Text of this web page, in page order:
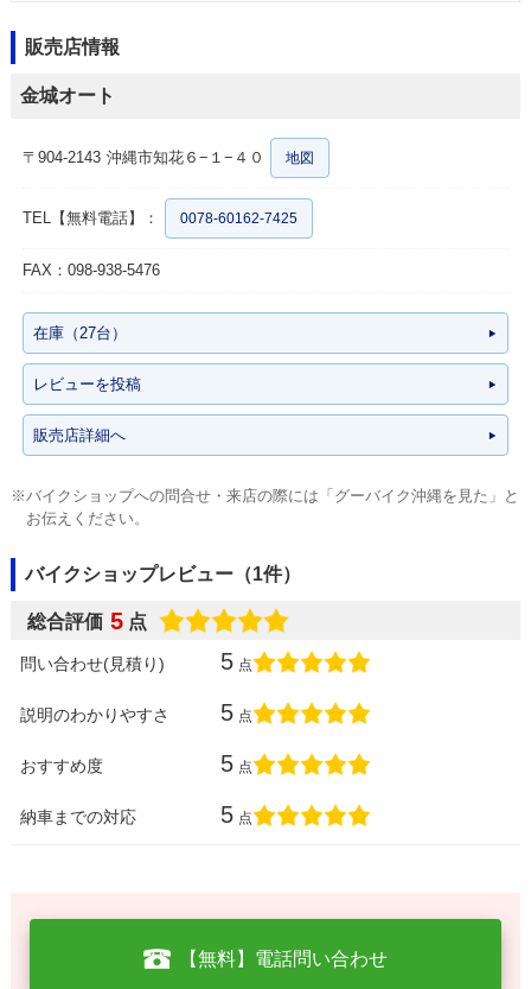
販売店情報
金城オート
〒904-2143 沖縄市知花６−１−４０ 地図
TEL【無料電話】： 0078-60162-7425
FAX：098-938-5476
在庫（27台）
レビューを投稿
販売店詳細へ
※バイクショップへの問合せ・来店の際には「グーバイク沖縄を見た」と
お伝えください。
バイクショップレビュー（1件）
総合評価 5 点
問い合わせ(見積り) 5 点
説明のわかりやすさ 5 点
おすすめ度 5 点
納車までの対応 5 点
【無料】電話問い合わせ